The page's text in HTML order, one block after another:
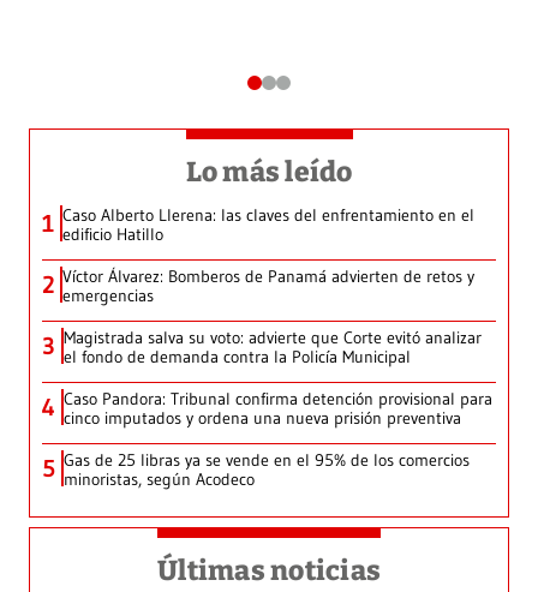
Lo más leído
1 Caso Alberto Llerena: las claves del enfrentamiento en el
edificio Hatillo
2 Víctor Álvarez: Bomberos de Panamá advierten de retos y
emergencias
3 Magistrada salva su voto: advierte que Corte evitó analizar
el fondo de demanda contra la Policía Municipal
4 Caso Pandora: Tribunal confirma detención provisional para
cinco imputados y ordena una nueva prisión preventiva
5 Gas de 25 libras ya se vende en el 95% de los comercios
minoristas, según Acodeco
Últimas noticias